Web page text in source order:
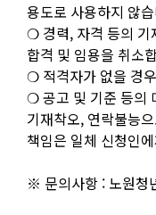
용도로 사용하지 않
❍ 경력, 자격 등의 기
합격 및 임용을 취소
❍ 적격자가 없을 경
❍ 공고 및 기준 등의
기재착오, 연락불능
책임은 일체 신청인
※ 문의사항 : 노원청